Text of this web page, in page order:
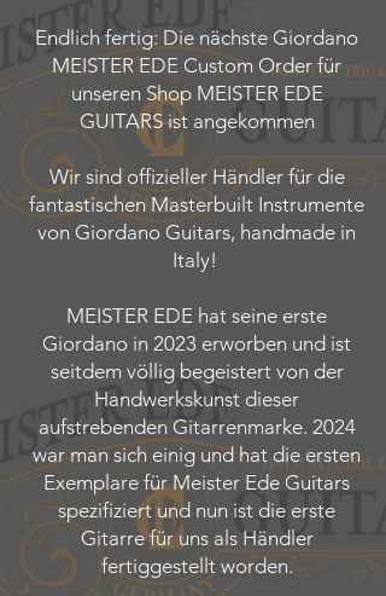
Endlich fertig: Die nächste Giordano
MEISTER EDE Custom Order für
unseren Shop MEISTER EDE
GUITARS ist angekommen
Wir sind offizieller Händler für die
fantastischen Masterbuilt Instrumente
von Giordano Guitars, handmade in
Italy!
MEISTER EDE hat seine erste
Giordano in 2023 erworben und ist
seitdem völlig begeistert von der
Handwerkskunst dieser
aufstrebenden Gitarrenmarke. 2024
war man sich einig und hat die ersten
Exemplare für Meister Ede Guitars
spezifiziert und nun ist die erste
Gitarre für uns als Händler
fertiggestellt worden.